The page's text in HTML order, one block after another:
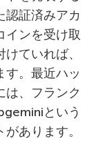
認証済みアカ
インを受け取
ていれば、
す。最近ハッ
は、フランク
という
あります。